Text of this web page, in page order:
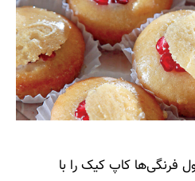
فرنگی‌ها کاپ کیک را با